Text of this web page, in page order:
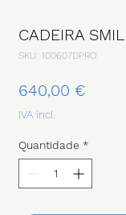
CADEIRA
SKU: 100607DPRO
640,00 €
IVA incl.
Quantidade *